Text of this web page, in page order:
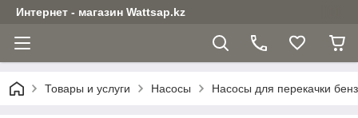
Интернет - магазин Wattsap.kz
Товары и услуги Насосы Насосы для перекачки